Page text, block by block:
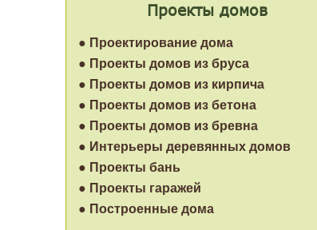
Проекты домов
● Проектирование дома
● Проекты домов из бруса
● Проекты домов из кирпича
● Проекты домов из бетона
● Проекты домов из бревна
● Интерьеры деревянных домов
● Проекты бань
● Проекты гаражей
● Построенные дома